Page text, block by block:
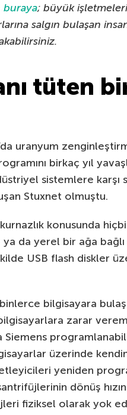
buraya; büyük işletmeleri
salgın bulaşan
tüten
uranyum
birkaç yıl
sistemlere karşı
Stuxnet olmuştu.
konusunda
da yerel bir ağa
USB flash diskler
bilgisayara
zarar
Siemens
üzerinde
yeniden
dönüş
fiziksel olarak yok